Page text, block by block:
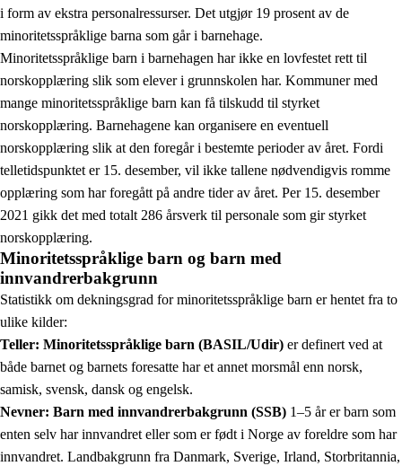
i form av ekstra personalressurser. Det utgjør 19 prosent av de
minoritetsspråklige barna som går i barnehage.
Minoritetsspråklige barn i barnehagen har ikke en lovfestet rett til
norskopplæring slik som elever i grunnskolen har. Kommuner med
mange minoritetsspråklige barn kan få tilskudd til styrket
norskopplæring. Barnehagene kan organisere en eventuell
norskopplæring slik at den foregår i bestemte perioder av året. Fordi
telletidspunktet er 15. desember, vil ikke tallene nødvendigvis romme
opplæring som har foregått på andre tider av året. Per 15. desember
2021 gikk det med totalt 286 årsverk til personale som gir styrket
norskopplæring.
Minoritetsspråklige barn og barn med
innvandrerbakgrunn
Statistikk om dekningsgrad for minoritetsspråklige barn er hentet fra to
ulike kilder:
Teller: Minoritetsspråklige barn (BASIL/Udir) er definert ved at
både barnet og barnets foresatte har et annet morsmål enn norsk,
samisk, svensk, dansk og engelsk.
Nevner: Barn med innvandrerbakgrunn (SSB) 1–5 år er barn som
enten selv har innvandret eller som er født i Norge av foreldre som har
innvandret. Landbakgrunn fra Danmark, Sverige, Irland, Storbritannia,